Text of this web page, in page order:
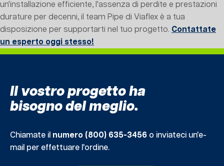
un'installazione efficiente, l'assenza di perdite e prestazioni
durature per decenni, il team Pipe di Viaflex è a tua
disposizione per supportarti nel tuo progetto. Contattate
un esperto oggi stesso!
Il vostro progetto ha
bisogno del meglio.
Chiamate il numero (800) 635-3456 o inviateci un'e-
mail per effettuare l'ordine.